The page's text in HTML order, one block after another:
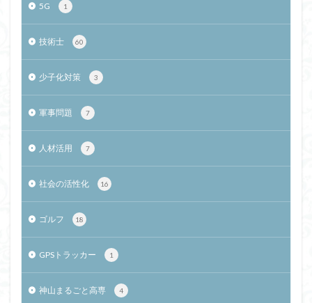
5G 1
技術士 60
少子化対策 3
軍事問題 7
人材活用 7
社会の活性化 16
ゴルフ 18
GPSトラッカー 1
神山まるごと高専 4